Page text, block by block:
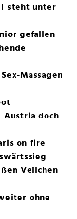
steht unter
gefallen
Massagen
doch
on fire
Veilchen
ohne